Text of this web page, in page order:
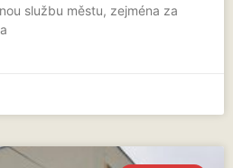
službu městu, zejména za